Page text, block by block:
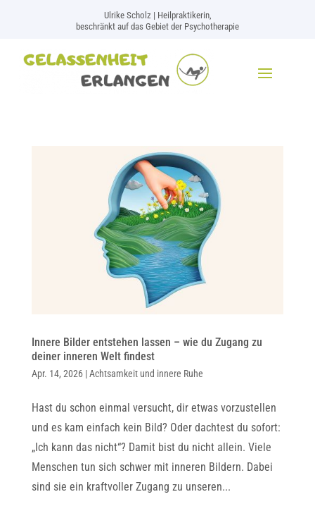
Ulrike Scholz | Heilpraktikerin,
beschränkt auf das Gebiet der Psychotherapie
Innere Bilder entstehen lassen – wie du Zugang zu
deiner inneren Welt findest
Apr. 14, 2026|Achtsamkeit und innere Ruhe
Hast du schon einmal versucht, dir etwas vorzustellen
und es kam einfach kein Bild? Oder dachtest du sofort:
„Ich kann das nicht“? Damit bist du nicht allein. Viele
Menschen tun sich schwer mit inneren Bildern. Dabei
sind sie ein kraftvoller Zugang zu unseren...